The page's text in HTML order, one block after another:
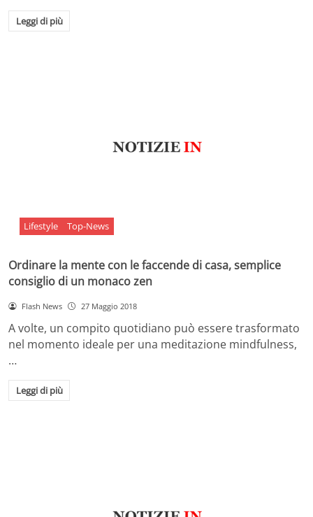
Leggi di più
Lifestyle Top-News
Ordinare la mente con le faccende di casa, semplice
consiglio di un monaco zen
Flash News 27 Maggio 2018
A volte, un compito quotidiano può essere trasformato
nel momento ideale per una meditazione mindfulness,
…
Leggi di più